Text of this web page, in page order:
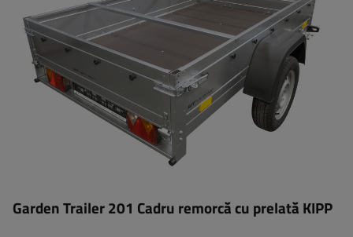
Garden Trailer 201 Cadru remorcă cu prelată KIPP